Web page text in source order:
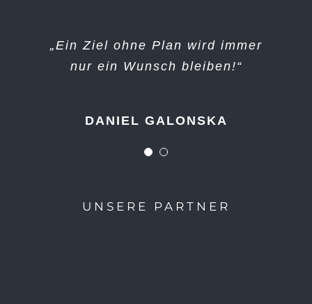
„Ein Ziel ohne Plan wird immer
nur ein Wunsch bleiben!“
DANIEL GALONSKA
„Große Dinge entstehen nicht in
der Komfortzone!“
UNBEKANNT
UNSERE PARTNER